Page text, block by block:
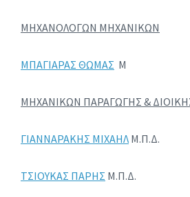
ΜΗΧΑΝΟΛΟΓΩΝ ΜΗΧΑΝΙΚΩΝ
ΜΠΑΓΙΑΡΑΣ ΘΩΜΑΣ Μ
ΜΗΧΑΝΙΚΩΝ ΠΑΡΑΓΩΓΗΣ &
ΓΙΑΝΝΑΡΑΚΗΣ ΜΙΧΑΗΛ Μ.Π.Δ.
ΤΣΙΟΥΚΑΣ ΠΑΡΗΣ Μ.Π.Δ.